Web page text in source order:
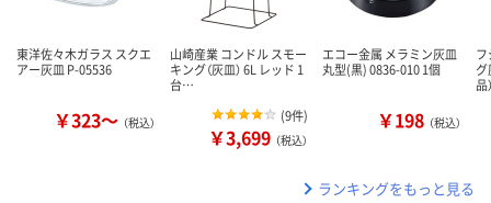
東洋佐々木ガラス スクエ
アー灰皿 P-05536
￥323～ （税込）
山崎産業 コンドル スモー
キング（灰皿） 6L レッド 1
台…
(9件)
￥3,699 （税込）
エコー金属 メラミン灰皿
丸型(黒) 0836-010 1個
￥198 （税込）
グ
品
ランキングをもっと見る